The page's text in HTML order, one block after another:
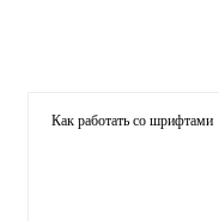
Как работать со шрифтами